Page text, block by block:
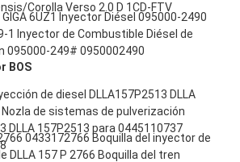
Corolla Verso 2.0 D 1CD-FTV
GIGA 6UZ1 Inyector Diésel 095000-2490
1 Inyector de Combustible Diésel de
095000-249# 0950002490
BOS
de diesel DLLA157P2513 DLLA
Nozla de sistemas de pulverización
DLLA 157P2513 para 0445110737
0433172766 Boquilla del inyector de
DLLA 157 P 2766 Boquilla del tren